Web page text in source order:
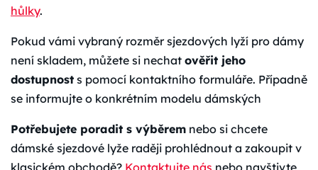
hůlky.
Pokud vámi vybraný rozměr sjezdových lyží pro dámy
není skladem, můžete si nechat ověřit jeho
dostupnost s pomocí kontaktního formuláře. Případně
se informujte o konkrétním modelu dámských
Potřebujete poradit s výběrem nebo si chcete
dámské sjezdové lyže raději prohlédnout a zakoupit v